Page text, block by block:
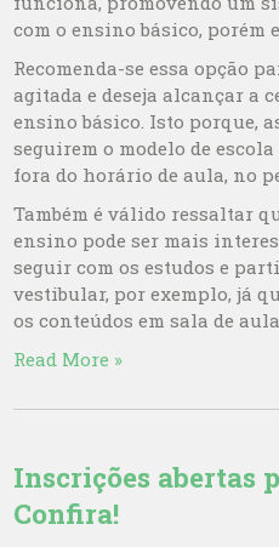
com o ensino básico, porém
Recomenda-se essa opção
agitada e deseja alcançar a
ensino básico. Isto porque,
seguirem o modelo de
fora do horário de aula, no
Também é válido ressaltar
ensino pode ser mais
seguir com os estudos e
vestibular, por exemplo, já
os conteúdos em sala de aula.
Read More »
Inscrições abertas
Confira!